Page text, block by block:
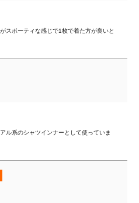
スポーティな感じで1枚で着た方が良いと
ル系のシャツインナーとして使っていま